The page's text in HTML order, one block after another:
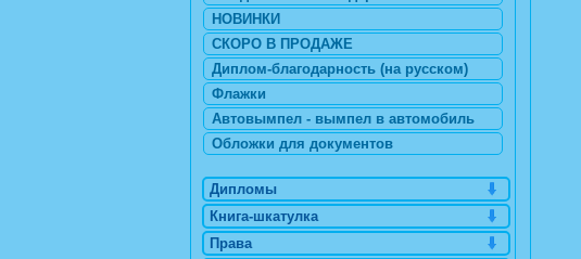
НОВИНКИ
СКОРО В ПРОДАЖЕ
Диплом-благодарность (на русском)
Флажки
Автовымпел - вымпел в автомобиль
Обложки для документов
Дипломы
Книга-шкатулка
Права